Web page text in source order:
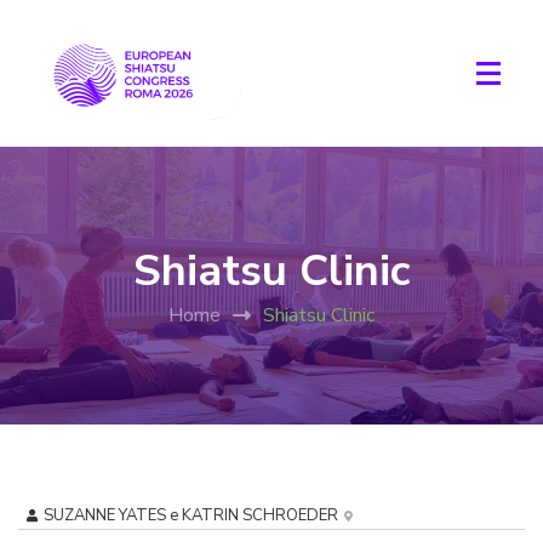
Shiatsu Clinic
Home Shiatsu Clinic
SUZANNE YATES e KATRIN SCHROEDER